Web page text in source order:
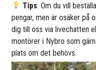
Tips: Om du vill
pengar, men är osäker på
dig till oss via livechatten
montörer i Nybro som
plats om det behövs.